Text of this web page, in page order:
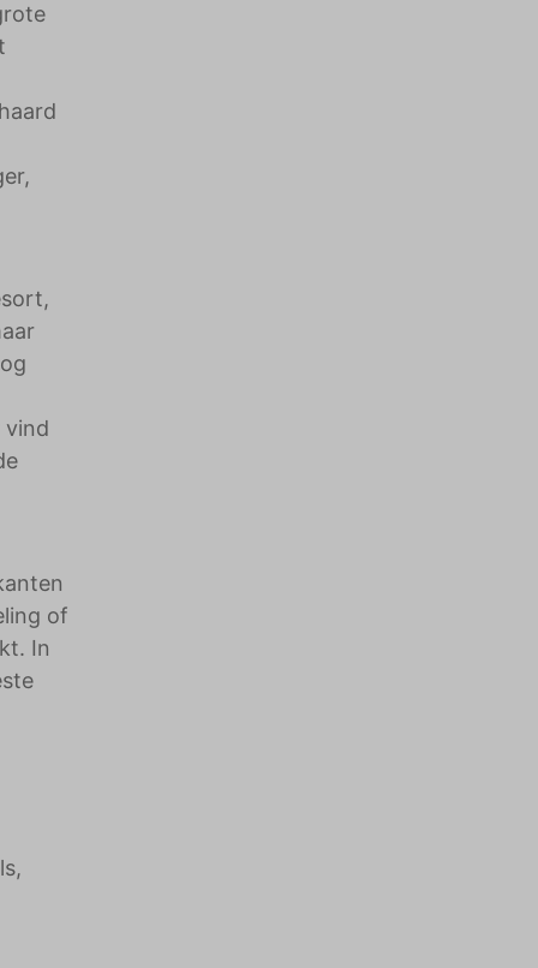
vind
of
In